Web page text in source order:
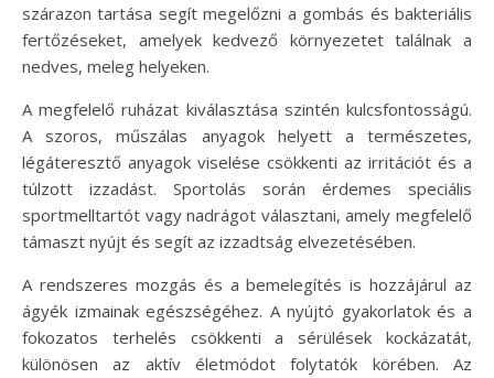
szárazon tartása segít megelőzni a gombás és bakteriális
fertőzéseket, amelyek kedvező környezetet találnak a
nedves, meleg helyeken.
A megfelelő ruházat kiválasztása szintén kulcsfontosságú.
A szoros, műszálas anyagok helyett a természetes,
légáteresztő anyagok viselése csökkenti az irritációt és a
túlzott izzadást. Sportolás során érdemes speciális
sportmelltartót vagy nadrágot választani, amely megfelelő
támaszt nyújt és segít az izzadtság elvezetésében.
A rendszeres mozgás és a bemelegítés is hozzájárul az
ágyék izmainak egészségéhez. A nyújtó gyakorlatok és a
fokozatos terhelés csökkenti a sérülések kockázatát,
különösen az aktív életmódot folytatók körében. Az